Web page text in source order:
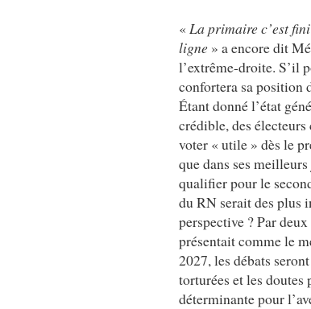
« La primaire c’est
ligne » a encore dit
l’extrême-droite. S’il
confortera sa position
Étant donné l’état
crédible, des
voter « utile » dès le
que dans ses
qualifier pour le
du RN serait des plus
perspective ? Par
présentait comme le
2027, les débats
torturées et les doutes
déterminante pour